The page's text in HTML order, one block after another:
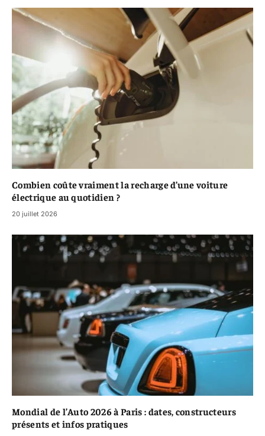
Combien coûte vraiment la recharge d’une voiture
électrique au quotidien ?
20 juillet 2026
Mondial de l’Auto 2026 à Paris : dates, constructeurs
présents et infos pratiques